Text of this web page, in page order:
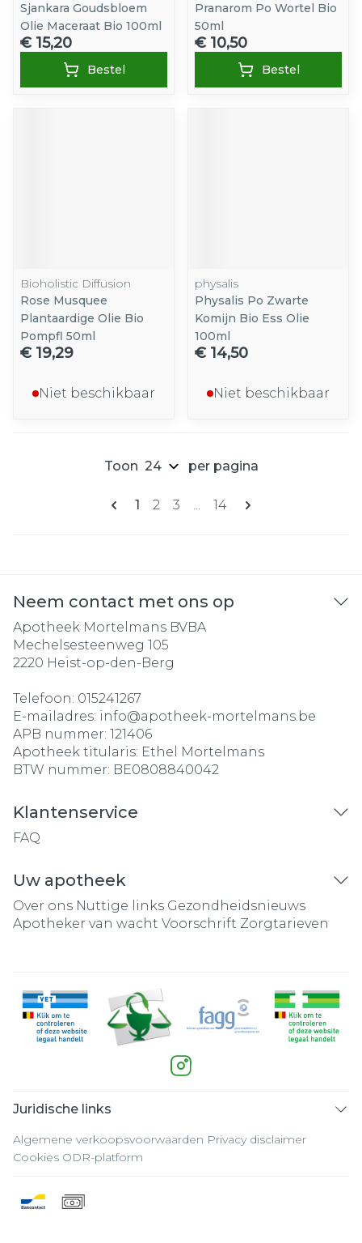
Sjankara Goudsbloem
Olie Maceraat Bio 100ml
€ 15,20
Bestel
Pranarom Po Wortel Bio
50ml
€ 10,50
Bestel
Bioholistic Diffusion
Rose Musquee
Plantaardige Olie Bio
Pompfl 50ml
€ 19,29
Niet beschikbaar
physalis
Physalis Po Zwarte
Komijn Bio Ess Olie
100ml
€ 14,50
Niet beschikbaar
Pagina's
U lees momenteel pagina
1 Pagina
2 Pagina
3 ... Pagina
14
Toon per pagina
Neem contact met ons op
Apotheek Mortelmans BVBA
Mechelsesteenweg 105
2220 Heist-op-den-Berg
Telefoon: 015241267
E-mailadres: info@apotheek-mortelmans.be
APB nummer: 121406
Apotheek titularis: Ethel Mortelmans
BTW nummer: BE0808840042
Klantenservice
FAQ
Uw apotheek
Over ons Nuttige links Gezondheidsnieuws
Apotheker van wacht Voorschrift Zorgtarieven
Juridische links
Algemene verkoopsvoorwaarden Privacy disclaimer
Cookies ODR-platform